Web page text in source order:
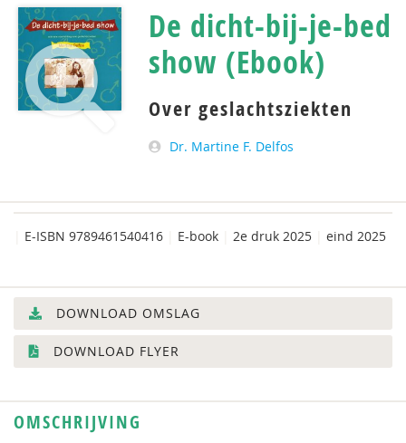
De dicht-bij-je-bed
show (Ebook)
Over geslachtsziekten
Dr. Martine F. Delfos
E-ISBN 9789461540416 E-book 2e druk 2025 eind 2025
DOWNLOAD OMSLAG
DOWNLOAD FLYER
OMSCHRIJVING